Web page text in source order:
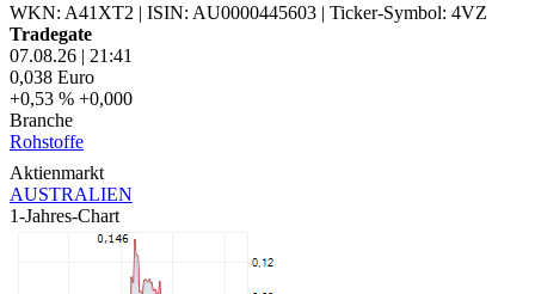
WKN: A41XT2 | ISIN: AU0000445603 | Ticker-Symbol: 4VZ
Tradegate
07.08.26 | 21:41
0,038 Euro
+0,53 % +0,000
Branche
Rohstoffe
Aktienmarkt
AUSTRALIEN
1-Jahres-Chart